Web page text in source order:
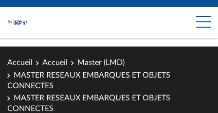
Accueil Accueil
Master (LMD)
MASTER RESEAUX EMBARQUES ET OBJETS
CONNECTES
MASTER RESEAUX EMBARQUES ET OBJETS
CONNECTES